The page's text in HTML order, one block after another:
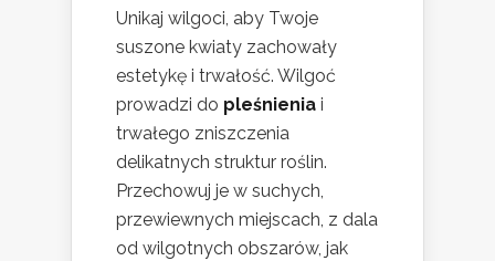
Unikaj wilgoci, aby Twoje
suszone kwiaty zachowały
estetykę i trwałość. Wilgoć
prowadzi do pleśnienia i
trwałego zniszczenia
delikatnych struktur roślin.
Przechowuj je w suchych,
przewiewnych miejscach, z dala
od wilgotnych obszarów, jak